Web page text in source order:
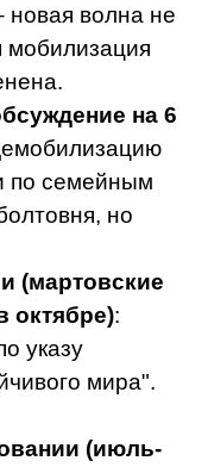
новая волна не
мобилизация
на 6
по семейным
но
(мартовские
октябре):
указу
мира".
(июль-